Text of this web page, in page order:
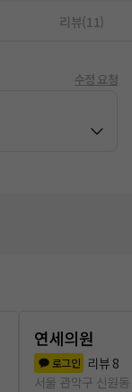
리뷰(11)
수정 요청
연세의원
로그인 리뷰 8
서울 관악구 신원동